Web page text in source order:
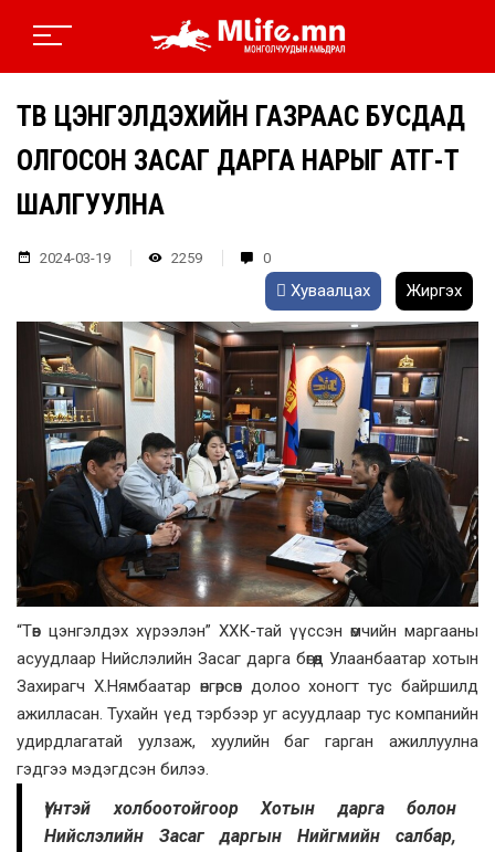
ТӨВ ЦЭНГЭЛДЭХИЙН ГАЗРААС БУСДАД
ОЛГОСОН ЗАСАГ ДАРГА НАРЫГ АТГ-Т
ШАЛГУУЛНА
2024-03-19 2259 0
Хуваалцах Жиргэх
“Төв цэнгэлдэх хүрээлэн” ХХК-тай үүссэн өмчийн маргааны
асуудлаар Нийслэлийн Засаг дарга бөгөөд Улаанбаатар хотын
Захирагч Х.Нямбаатар өнгөрсөн долоо хоногт тус байршилд
ажилласан. Тухайн үед тэрбээр уг асуудлаар тус компанийн
удирдлагатай уулзаж, хуулийн баг гарган ажиллуулна
гэдгээ мэдэгдсэн билээ.
Үүнтэй холбоотойгоор Хотын дарга болон
Нийслэлийн Засаг даргын Нийгмийн салбар,